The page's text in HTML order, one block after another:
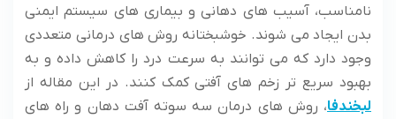
نامناسب، آسیب های دهانی و بیماری های سیستم ایمنی
بدن ایجاد می شوند. خوشبختانه روش های درمانی متعددی
وجود دارد که می توانند به سرعت درد را کاهش داده و به
بهبود سریع تر زخم های آفتی کمک کنند. در این مقاله از
لبخندفا، روش های درمان سه سوته آفت دهان و راه های